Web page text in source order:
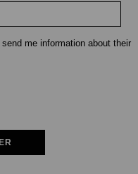
me information about their